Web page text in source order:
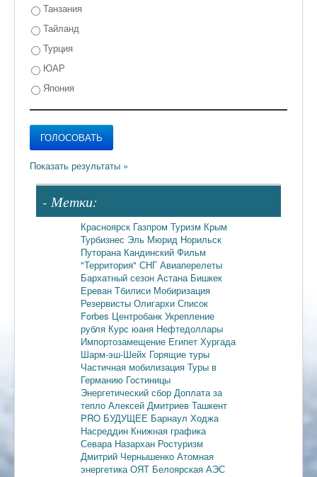
Танзания
Тайланд
Турция
ЮАР
Япония
- Метки:
Красноярск Газпром Туризм Крым
Турбизнес Эль Мюрид Норильск
Путорана Кандинский Фильм
"Территория" СНГ Авиаперелеты
Бархатный сезон Астана Бишкек
Ереван Тбилиси Мобиризация
Резервисты Олигархи Список
Forbes Центробанк Укрепление
рубля Курс юаня Нефтедоллары
Импортозамещение Египет Хургада
Шарм-эш-Шейх Горящие туры
Частичная мобилизация Туры в
Германию Гостиницы
Энергетический сбор Доплата за
тепло Алексей Дмитриев Ташкент
PRO БУДУЩЕЕ Барнаул Ходжа
Насреддин Книжная графика
Севара Назархан Ростуризм
Дмитрий Чернышенко Атомная
энергетикаОЯТ Белоярская АЭС